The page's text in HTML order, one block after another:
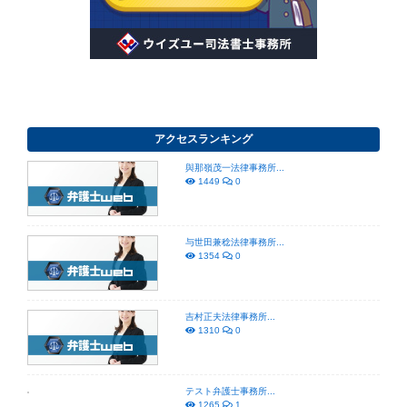
アクセスランキング
與那嶺茂一法律事務所...
1449
0
与世田兼稔法律事務所...
1354
0
吉村正夫法律事務所...
1310
0
テスト弁護士事務所...